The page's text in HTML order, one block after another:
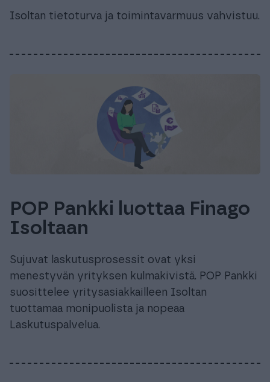
Isoltan tietoturva ja toimintavarmuus vahvistuu.
POP Pankki luottaa Finago
Isoltaan
Sujuvat laskutusprosessit ovat yksi
menestyvän yrityksen kulmakivistä. POP Pankki
suosittelee yritysasiakkailleen Isoltan
tuottamaa monipuolista ja nopeaa
Laskutuspalvelua.